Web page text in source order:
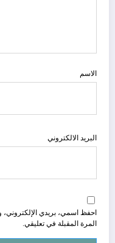
الاسم
البريد الالكتروني
احفظ اسمي، بريدي الإلكتروني،
المرة المقبلة في تعليقي.